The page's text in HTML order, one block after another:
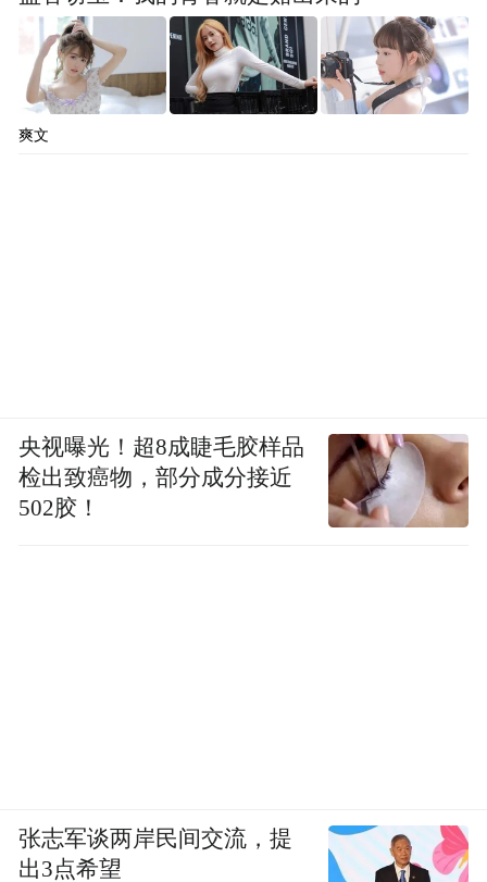
爽文
央视曝光！超8成睫毛胶样品
检出致癌物，部分成分接近
502胶！
张志军谈两岸民间交流，提
出3点希望